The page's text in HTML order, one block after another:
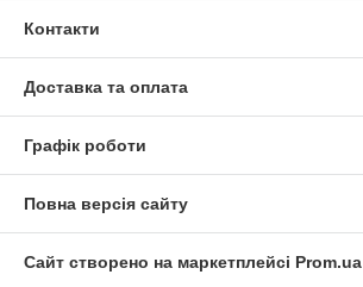
Контакти
Доставка та оплата
Графік роботи
Повна версія сайту
Сайт створено на маркетплейсі Prom.ua